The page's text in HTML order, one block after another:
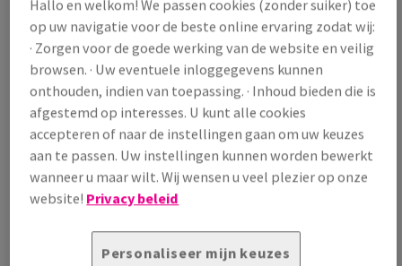
(46,1 kg )
OP VOORRAAD
Verpakkingsaantallen
Pak
− +
Hallo en welkom! We passen cookies (zonder suiker) toe
op uw navigatie voor de beste online ervaring zodat wij:
· Zorgen voor de goede werking van de website en veilig
browsen. · Uw eventuele inloggegevens kunnen
onthouden, indien van toepassing. · Inhoud bieden die is
afgestemd op interesses. U kunt alle cookies
accepteren of naar de instellingen gaan om uw keuzes
aan te passen. Uw instellingen kunnen worden bewerkt
wanneer u maar wilt. Wij wensen u veel plezier op onze
website! Privacy beleid
Personaliseer mijn keuzes